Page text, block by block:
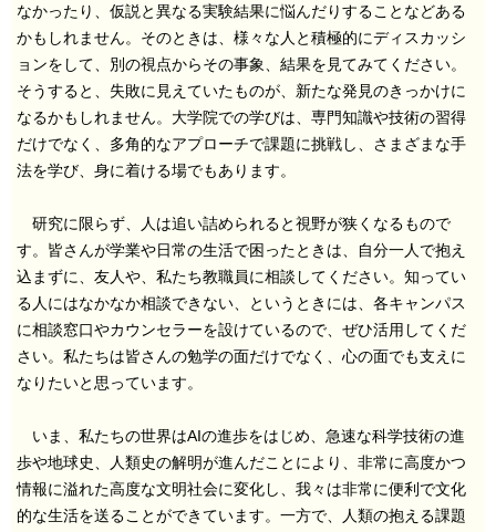
なかったり、仮説と異なる実験結果に悩んだりすることなどある
かもしれません。そのときは、様々な人と積極的にディスカッシ
ョンをして、別の視点からその事象、結果を見てみてください。
そうすると、失敗に見えていたものが、新たな発見のきっかけに
なるかもしれません。大学院での学びは、専門知識や技術の習得
だけでなく、多角的なアプローチで課題に挑戦し、さまざまな手
法を学び、身に着ける場でもあります。
研究に限らず、人は追い詰められると視野が狭くなるもので
す。皆さんが学業や日常の生活で困ったときは、自分一人で抱え
込まずに、友人や、私たち教職員に相談してください。知ってい
る人にはなかなか相談できない、というときには、各キャンパス
に相談窓口やカウンセラーを設けているので、ぜひ活用してくだ
さい。私たちは皆さんの勉学の面だけでなく、心の面でも支えに
なりたいと思っています。
いま、私たちの世界はAIの進歩をはじめ、急速な科学技術の進
歩や地球史、人類史の解明が進んだことにより、非常に高度かつ
情報に溢れた高度な文明社会に変化し、我々は非常に便利で文化
的な生活を送ることができています。一方で、人類の抱える課題